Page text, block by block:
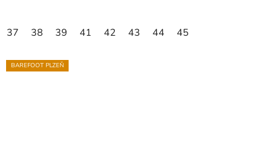
37 38 39 41 42 43 44 45
BAREFOOT PLZEŇ